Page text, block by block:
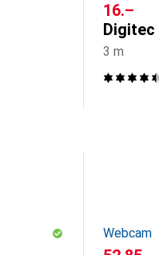
CHF
16.–
Digitec
3 m
Webcam